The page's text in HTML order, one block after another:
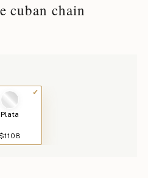
cuban chain
Plata
$1108